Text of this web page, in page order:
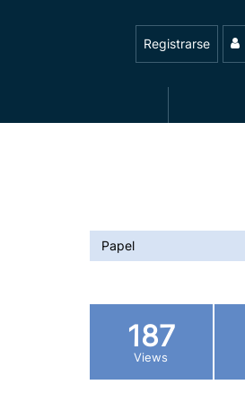
Registrarse
Papel
187
Views